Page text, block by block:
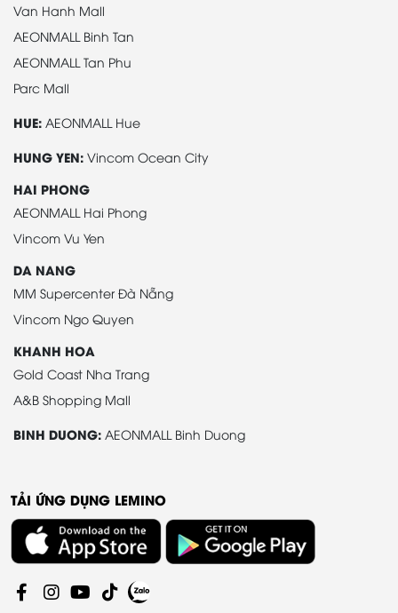
Van Hanh Mall
AEONMALL Binh Tan
AEONMALL Tan Phu
Parc Mall
HUE: AEONMALL Hue
HUNG YEN: Vincom Ocean City
HAI PHONG
AEONMALL Hai Phong
Vincom Vu Yen
DA NANG
MM Supercenter Đà Nẵng
Vincom Ngo Quyen
KHANH HOA
Gold Coast Nha Trang
A&B Shopping Mall
BINH DUONG: AEONMALL Binh Duong
TẢI ỨNG DỤNG LEMINO